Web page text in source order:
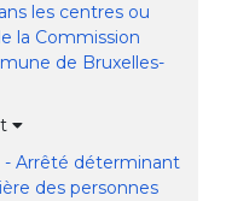
les centres ou
la Commission
de Bruxelles-
- Arrêté déterminant
des personnes